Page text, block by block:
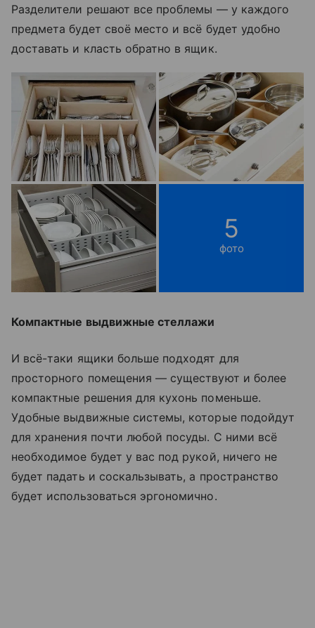
Разделители решают все проблемы — у каждого
предмета будет своё место и всё будет удобно
доставать и класть обратно в ящик.
5
фото
Компактные выдвижные стеллажи
И всё-таки ящики больше подходят для
просторного помещения — существуют и более
компактные решения для кухонь поменьше.
Удобные выдвижные системы, которые подойдут
для хранения почти любой посуды. С ними всё
необходимое будет у вас под рукой, ничего не
будет падать и соскальзывать, а пространство
будет использоваться эргономично.